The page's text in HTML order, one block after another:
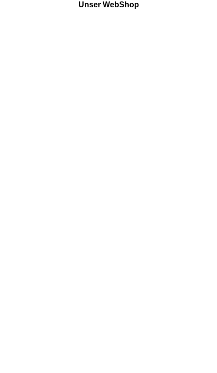
Unser WebShop